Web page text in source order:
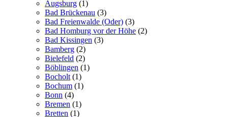
Augsburg (1)
Bad Brückenau (3)
Bad Freienwalde (Oder) (3)
Bad Homburg vor der Höhe (2)
Bad Kissingen (3)
Bamberg (2)
Bielefeld (2)
Böblingen (1)
Bocholt (1)
Bochum (1)
Bonn (4)
Bremen (1)
Bretten (1)